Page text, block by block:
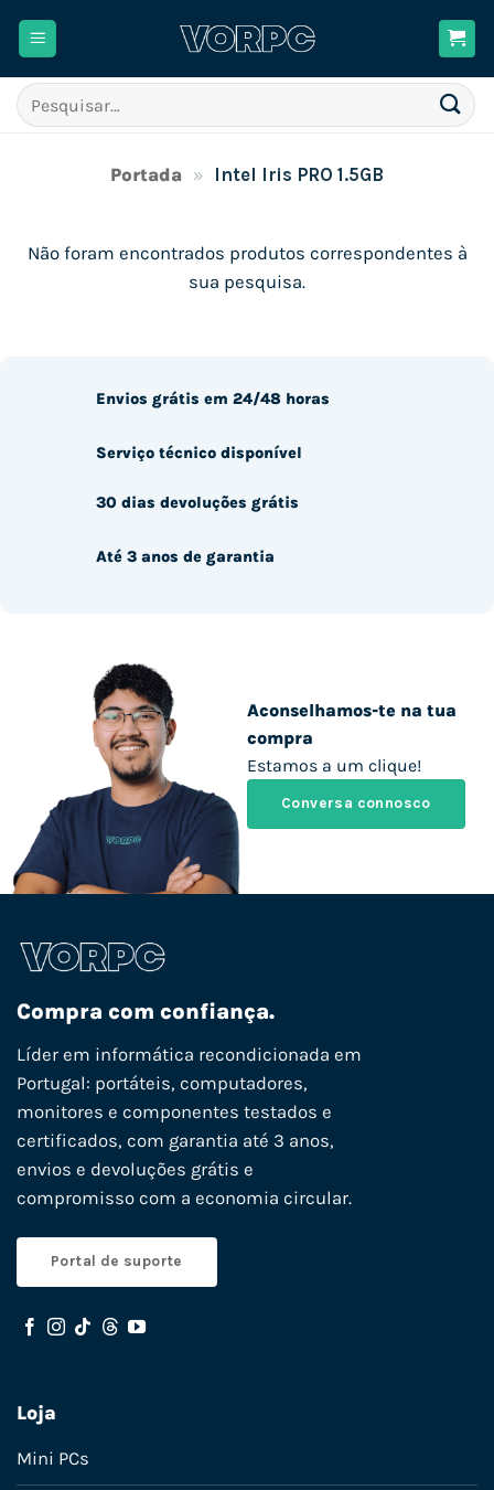
Pesquisar
por:
Portada » Intel Iris PRO 1.5GB
Não foram encontrados produtos correspondentes à
sua pesquisa.
Aconselhamos-te na tua
compra
Estamos a um clique!
Conversa connosco
Envios grátis em 24/48 horas
Serviço técnico disponível
30 dias devoluções grátis
Até 3 anos de garantia
Compra com confiança.
Líder em informática recondicionada em
Portugal: portáteis, computadores,
monitores e componentes testados e
certificados, com garantia até 3 anos,
envios e devoluções grátis e
compromisso com a economia circular.
Portal de suporte
Loja
Mini PCs